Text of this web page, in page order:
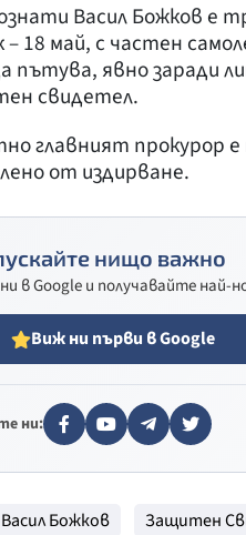
Васил Божков е
18 май, с частен
пътува, явно заради
свидетел.
главният прокурор
от издирване.
нищо важно
в Google и получавайте
Виж ни първи в Google
ни:
Васил Божков Защитен